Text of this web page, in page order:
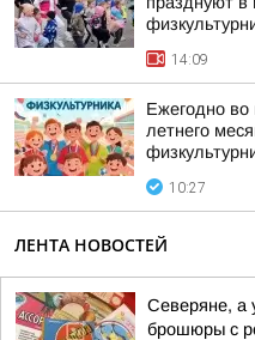
14:09
Ежегодно во
летнего
10:27
ЛЕНТА НОВОСТЕЙ
Северяне, а
брошюры с